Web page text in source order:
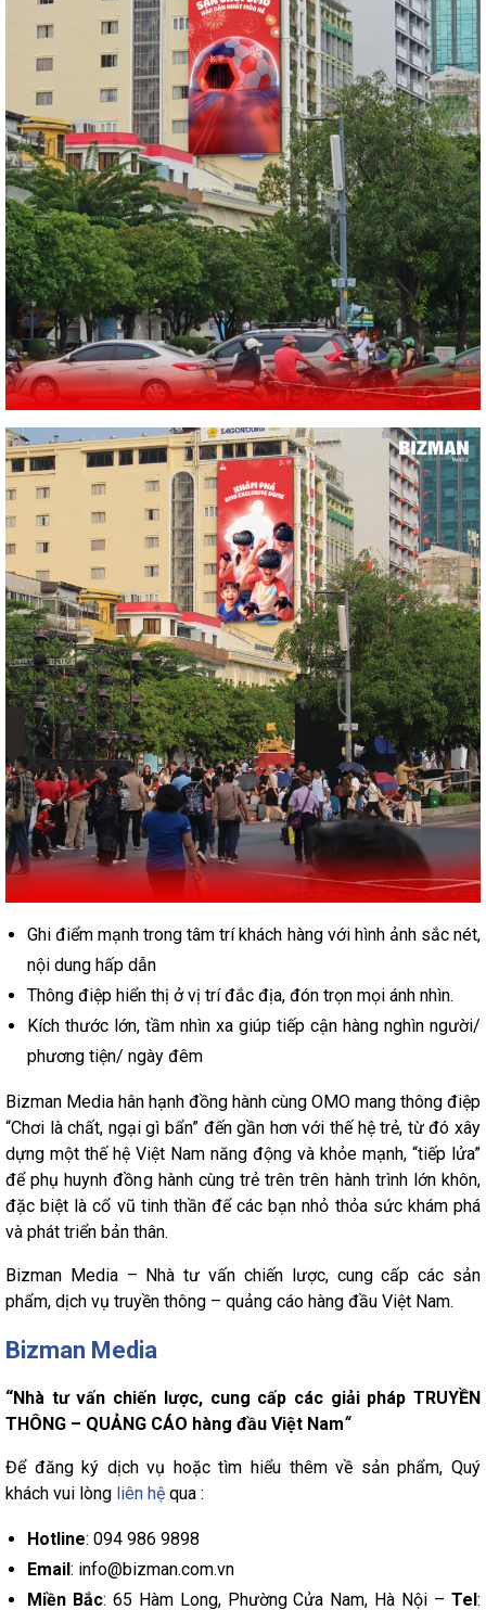
Ghi điểm mạnh trong tâm trí khách hàng với hình ảnh sắc nét,
nội dung hấp dẫn
Thông điệp hiển thị ở vị trí đắc địa, đón trọn mọi ánh nhìn.
Kích thước lớn, tầm nhìn xa giúp tiếp cận hàng nghìn người/
phương tiện/ ngày đêm
Bizman Media hân hạnh đồng hành cùng OMO mang thông điệp
“Chơi là chất, ngại gì bẩn” đến gần hơn với thế hệ trẻ, từ đó xây
dựng một thế hệ Việt Nam năng động và khỏe mạnh, “tiếp lửa”
để phụ huynh đồng hành cùng trẻ trên trên hành trình lớn khôn,
đặc biệt là cổ vũ tinh thần để các bạn nhỏ thỏa sức khám phá
và phát triển bản thân.
Bizman Media – Nhà tư vấn chiến lược, cung cấp các sản
phẩm, dịch vụ truyền thông – quảng cáo hàng đầu Việt Nam.
Bizman Media
“Nhà tư vấn chiến lược, cung cấp các giải pháp TRUYỀN
THÔNG – QUẢNG CÁO hàng đầu Việt Nam“
Để đăng ký dịch vụ hoặc tìm hiểu thêm về sản phẩm, Quý
khách vui lòng liên hệ qua :
Hotline: 094 986 9898
Email : info@bizman.com.vn
Miền Bắc: 65 Hàm Long, Phường Cửa Nam, Hà Nội –Tel: